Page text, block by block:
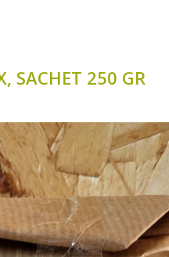
SACHET 250 GR